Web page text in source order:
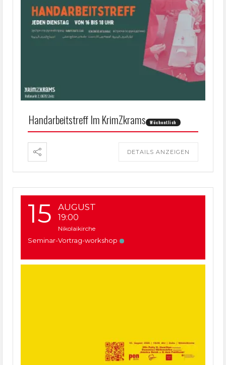
Handarbeitstreff Im KrimZkrams Wöchentlich
DETAILS ANZEIGEN
15 AUGUST
19:00
Nikolaikirche
Seminar-Vortrag-workshop